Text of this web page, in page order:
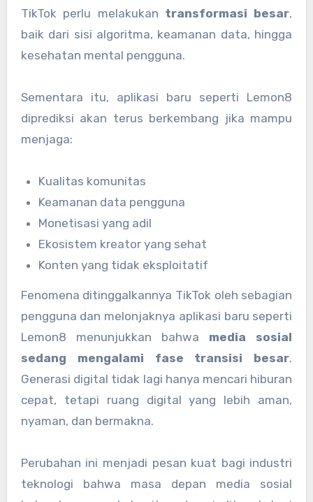
TikTok perlu melakukan transformasi besar,
baik dari sisi algoritma, keamanan data, hingga
kesehatan mental pengguna.
Sementara itu, aplikasi baru seperti Lemon8
diprediksi akan terus berkembang jika mampu
menjaga:
Kualitas komunitas
Keamanan data pengguna
Monetisasi yang adil
Ekosistem kreator yang sehat
Konten yang tidak eksploitatif
Fenomena ditinggalkannya TikTok oleh sebagian
pengguna dan melonjaknya aplikasi baru seperti
Lemon8 menunjukkan bahwa media sosial
sedang mengalami fase transisi besar.
Generasi digital tidak lagi hanya mencari hiburan
cepat, tetapi ruang digital yang lebih aman,
nyaman, dan bermakna.
Perubahan ini menjadi pesan kuat bagi industri
teknologi bahwa masa depan media sosial